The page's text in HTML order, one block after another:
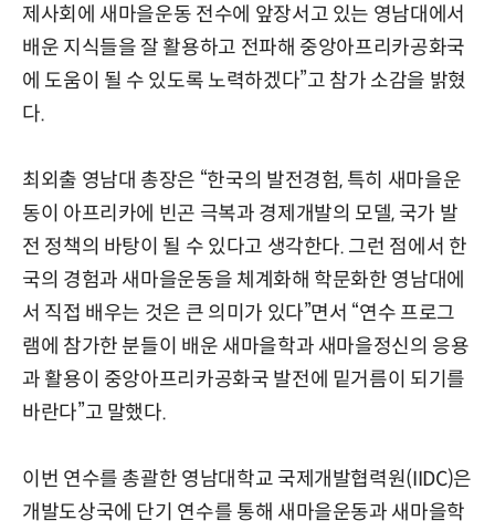
제사회에 새마을운동 전수에 앞장서고 있는 영남대에서
배운 지식들을 잘 활용하고 전파해 중앙아프리카공화국
에 도움이 될 수 있도록 노력하겠다”고 참가 소감을 밝혔
다.
최외출 영남대 총장은 “한국의 발전경험, 특히 새마을운
동이 아프리카에 빈곤 극복과 경제개발의 모델, 국가 발
전 정책의 바탕이 될 수 있다고 생각한다. 그런 점에서 한
국의 경험과 새마을운동을 체계화해 학문화한 영남대에
서 직접 배우는 것은 큰 의미가 있다”면서 “연수 프로그
램에 참가한 분들이 배운 새마을학과 새마을정신의 응용
과 활용이 중앙아프리카공화국 발전에 밑거름이 되기를
바란다”고 말했다.
이번 연수를 총괄한 영남대학교 국제개발협력원(IIDC)은
개발도상국에 단기 연수를 통해 새마을운동과 새마을학